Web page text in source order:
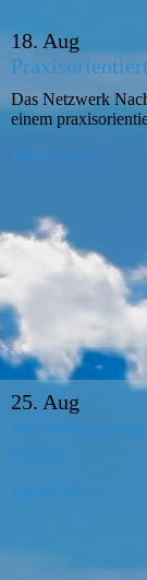
18. Aug
Das Netzwerk
einem
MEHR DAZU
25. Aug
Praxis
MEHR DAZU